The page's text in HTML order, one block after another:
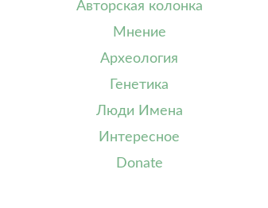
Авторская колонка
Мнение
Археология
Генетика
Люди Имена
Интересное
Donate